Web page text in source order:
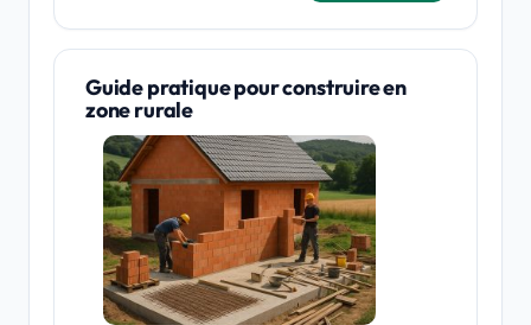
Guide pratique pour construire en
zone rurale